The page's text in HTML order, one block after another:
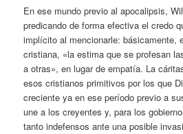
En ese mundo previo al apocalipsis,
predicando de forma efectiva el credo
implícito al mencionarle: básicamente,
cristiana, «la estima que se profesan
a otras», en lugar de empatía. La
esos cristianos primitivos por los que
creciente ya en ese período previo a
une a los creyentes y, para los
tanto indefensos ante una posible